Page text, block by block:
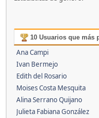
10 Usuarios que más
Ana Campi
Ivan Bermejo
Edith del Rosario
Moises Costa Mesquita
Alina Serrano Quijano
Julieta Fabiana González